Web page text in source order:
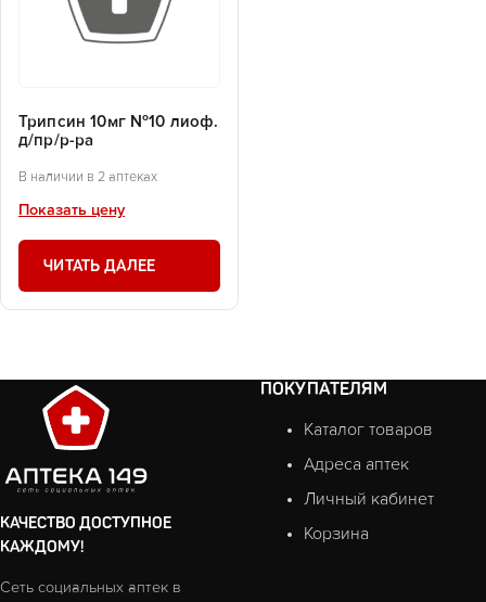
Трипсин 10мг №10 лиоф.
д/пр/р-ра
В наличии в 2 аптеках
Показать цену
ЧИТАТЬ ДАЛЕЕ
КАЧЕСТВО ДОСТУПНОЕ
КАЖДОМУ!
Сеть социальных аптек в
ПОКУПАТЕЛЯМ
Каталог товаров
Адреса аптек
Личный кабинет
Корзина